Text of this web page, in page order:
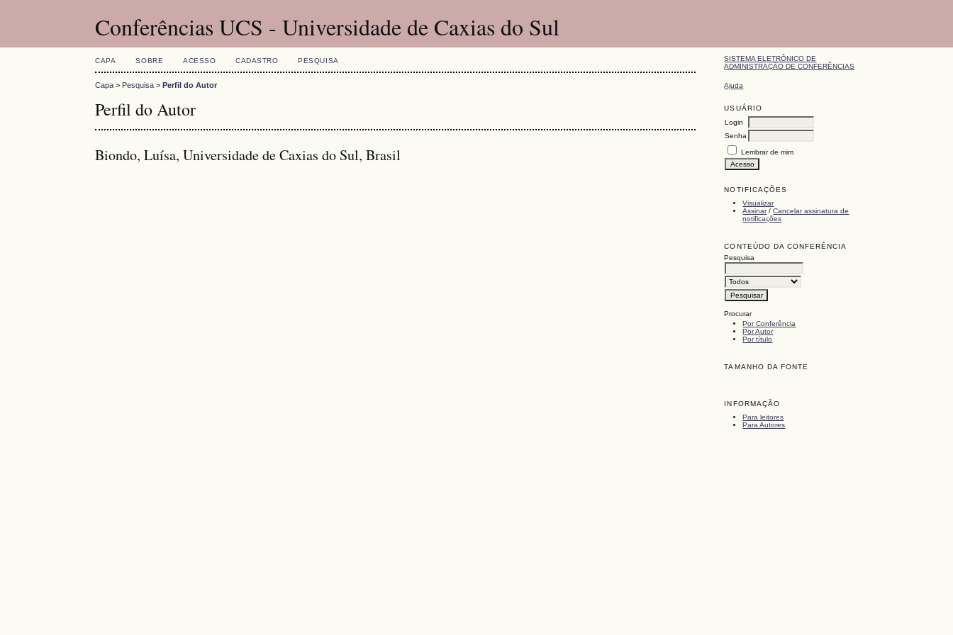
Conferências UCS - Universidade de Caxias do Sul
SISTEMA ELETRÔNICO DE
ADMINISTRAÇÃO DE CONFERÊNCIAS
Ajuda
USUÁRIO
Login
Senha
Lembrar de mim
NOTIFICAÇÕES
Visualizar
Assinar/Cancelar assinatura de
notificações
CONTEÚDO DA CONFERÊNCIA
Pesquisa
Procurar
Por Conferência
Por Autor
Por título
TAMANHO DA FONTE
INFORMAÇÃO
Para leitores
Para Autores
CAPA SOBRE ACESSO CADASTRO PESQUISA
Capa > Pesquisa >Perfil do Autor
Perfil do Autor
Biondo, Luísa, Universidade de Caxias do Sul, Brasil